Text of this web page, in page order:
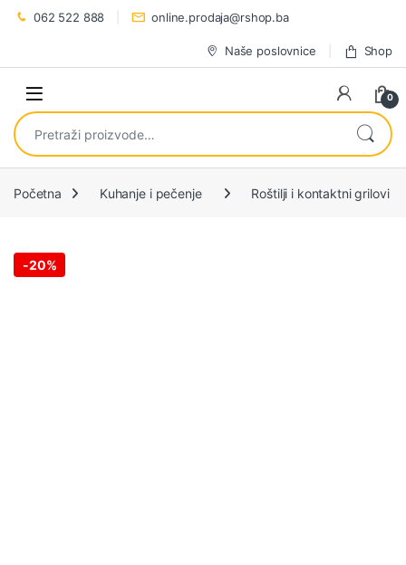
Preskoči na navigaciju
Preskoči na sadržaj
062 522 888 online.prodaja@rshop.ba
Naše poslovnice Shop
0
Pretraži:
Početna Kuhanje i pečenje Roštilji i kontaktni grilovi
-20%